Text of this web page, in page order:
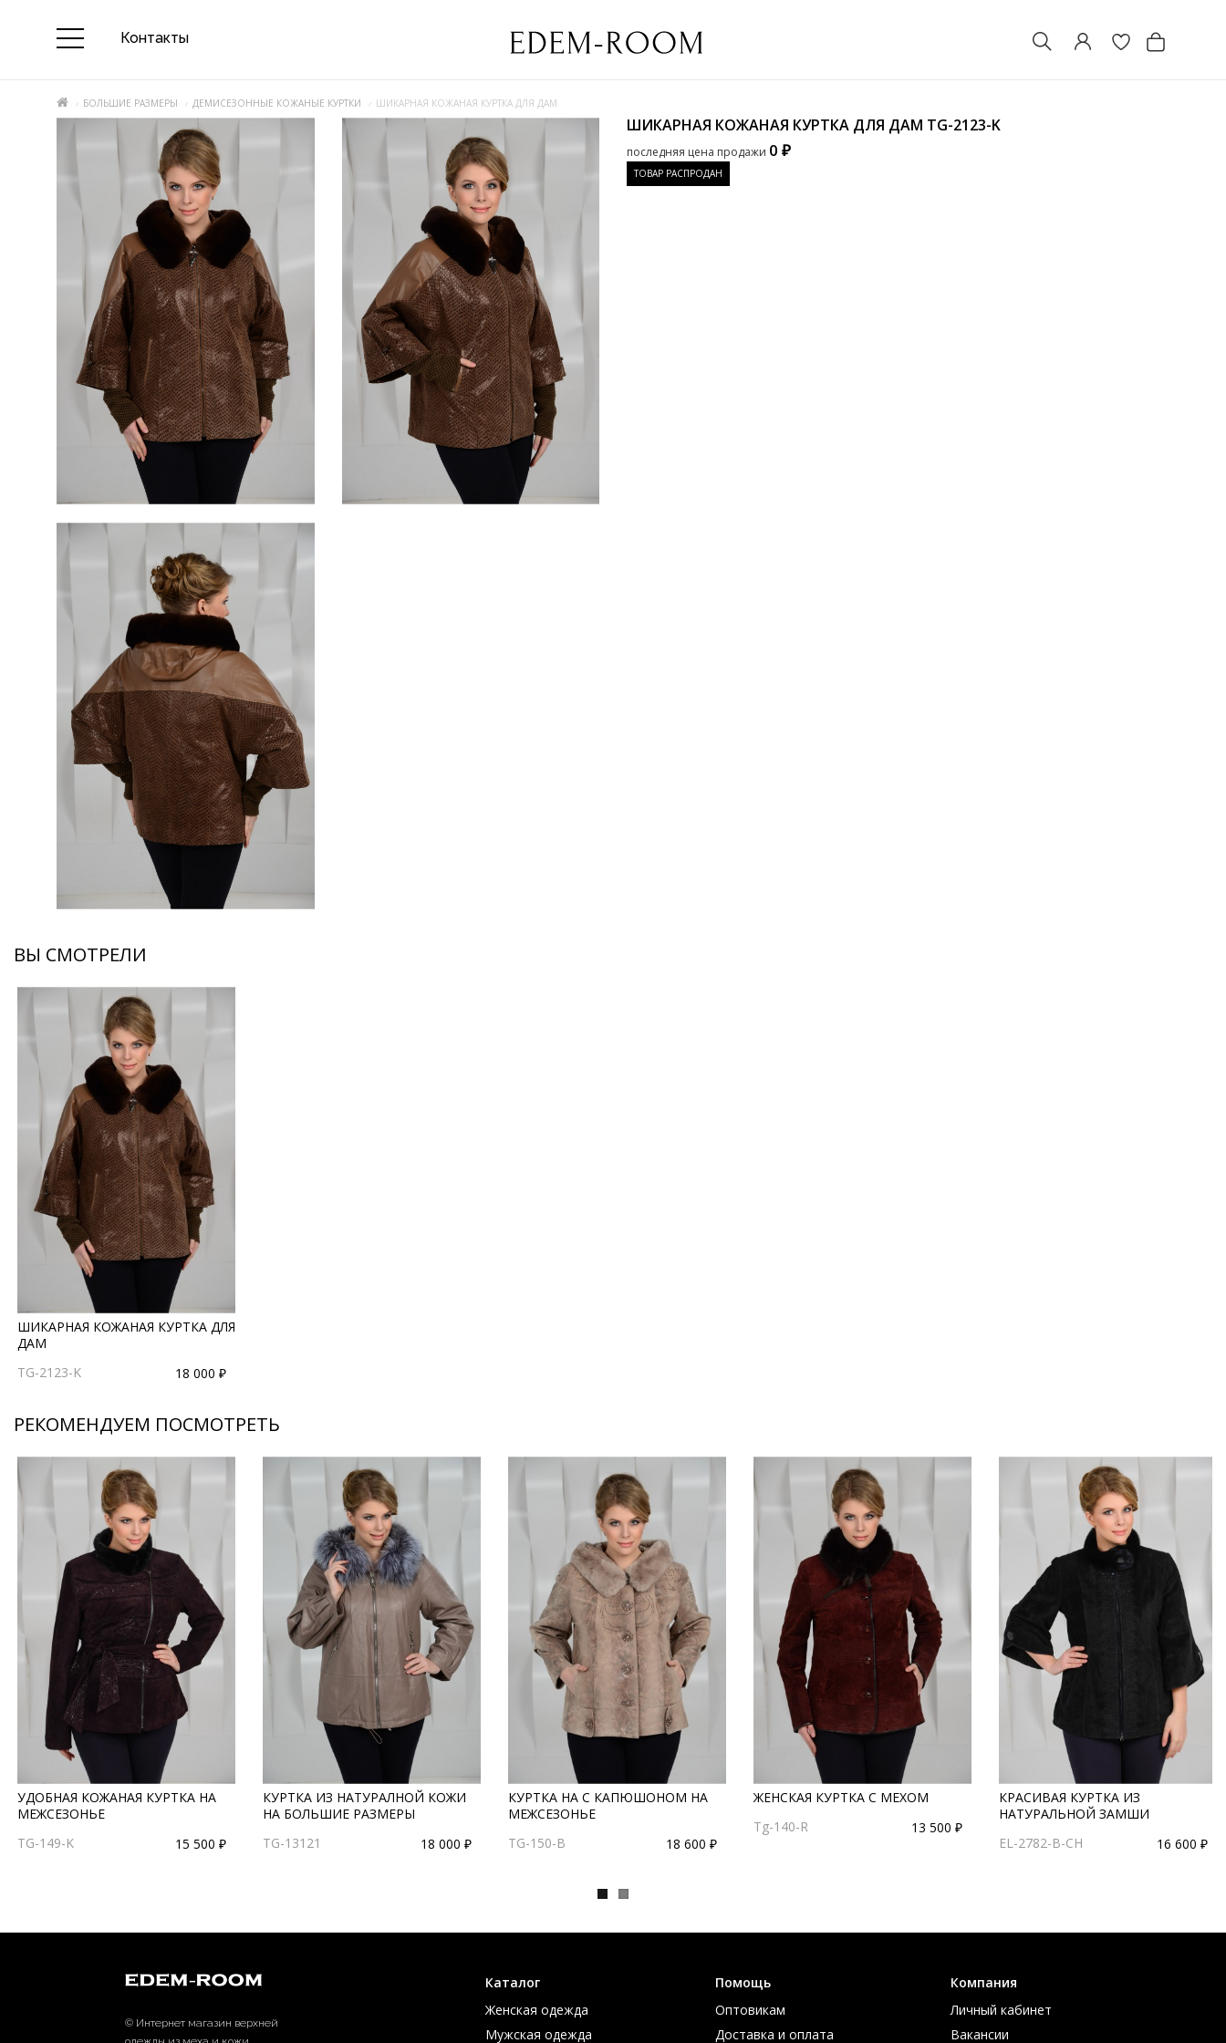
Контакты
БОЛЬШИЕ РАЗМЕРЫ ДЕМИСЕЗОННЫЕ КОЖАНЫЕ КУРТКИ ШИКАРНАЯ КОЖАНАЯ КУРТКА ДЛЯ ДАМ
ШИКАРНАЯ КОЖАНАЯ КУРТКА ДЛЯ ДАМ TG-2123-K
последняя цена продажи 0 ₽
ТОВАР РАСПРОДАН
ВЫ СМОТРЕЛИ
ШИКАРНАЯ КОЖАНАЯ КУРТКА ДЛЯ
ДАМ
TG-2123-K
18 000 ₽
РЕКОМЕНДУЕМ ПОСМОТРЕТЬ
УДОБНАЯ КОЖАНАЯ КУРТКА НА
МЕЖСЕЗОНЬЕ
TG-149-K
15 500 ₽
КУРТКА ИЗ НАТУРАЛНОЙ КОЖИ
НА БОЛЬШИЕ РАЗМЕРЫ
TG-13121
18 000 ₽
КУРТКА НА С КАПЮШОНОМ НА
МЕЖСЕЗОНЬЕ
TG-150-B
18 600 ₽
ЖЕНСКАЯ КУРТКА С МЕХОМ
Tg-140-R
13 500 ₽
КРАСИВАЯ КУРТКА ИЗ
НАТУРАЛЬНОЙ ЗАМШИ
EL-2782-B-CH
16 600 ₽
© Интернет магазин верхней
Каталог
Женская одежда
Мужская одежда
Помощь
Оптовикам
Доставка и оплата
Компания
Личный кабинет
Вакансии